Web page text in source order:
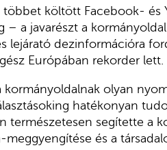
többet költött Facebook- és
– a javarészt a
lejárató dezinformációra
Európában rekorder lett.
kormányoldalnak olyan
hatékonyan
természetesen segítette a
és a